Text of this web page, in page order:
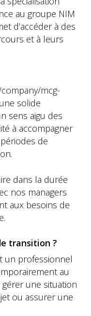
au groupe NIM
d’accéder à des
et à leurs
mcg-
solide
sens aigu des
à accompagner
de
dans la durée
nos managers
aux besoins de
transition ?
un professionnel
au
une situation
ou assurer une